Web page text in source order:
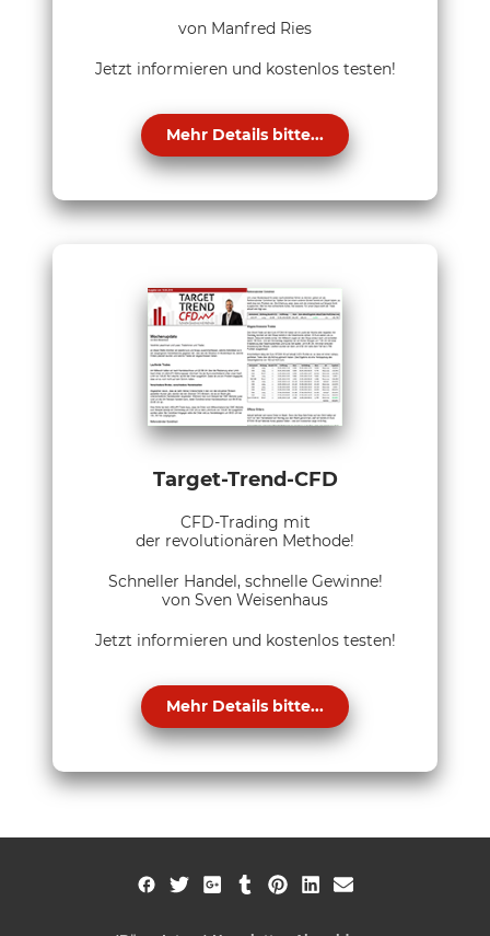
von Manfred Ries
Jetzt informieren und kostenlos testen!
Mehr Details bitte...
Target-Trend-CFD
CFD-Trading mit
der revolutionären Methode!
Schneller Handel, schnelle Gewinne!
von Sven Weisenhaus
Jetzt informieren und kostenlos testen!
Mehr Details bitte...